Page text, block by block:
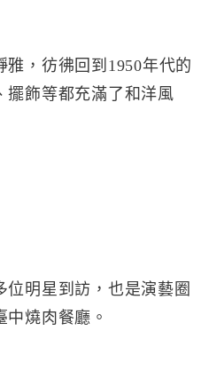
，彷彿回到1950年代的
擺飾等都充滿了和洋風
明星到訪，也是演藝圈
燒肉餐廳。